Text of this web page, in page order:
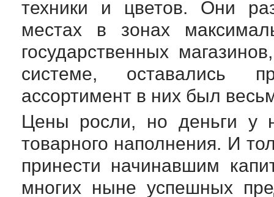
техники и цветов. Они
местах в зонах
государственных
системе, оставались
ассортимент в них был
Цены росли, но деньги у
товарного наполнения. И
принести начинавшим
многих ныне успешных